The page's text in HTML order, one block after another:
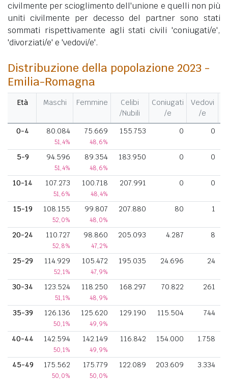
civilmente per scioglimento dell'unione e quelli non più
uniti civilmente per decesso del partner sono stati
sommati rispettivamente agli stati civili 'coniugati/e',
'divorziati/e' e 'vedovi/e'.
Distribuzione della popolazione 2023 -
Emilia-Romagna
Età Maschi Femmine
Celibi
/Nubili
Coniugati
/e
Vedovi
/e
0-4 80.084
51,4%
75.669
48,6%
155.753 0 0
5-9 94.596
51,4%
89.354
48,6%
183.950 0 0
10-14 107.273
51,6%
100.718
48,4%
207.991 0 0
15-19 108.155
52,0%
99.807
48,0%
207.880 80 1
20-24 110.727
52,8%
98.860
47,2%
205.093 4.287 8
25-29 114.929
52,1%
105.472
47,9%
195.035 24.696 24
30-34 123.524
51,1%
118.250
48,9%
168.297 70.822 261
35-39 126.136
50,1%
125.620
49,9%
129.190 115.504 744
40-44 142.594
50,1%
142.149
49,9%
116.842 154.000 1.758
45-49 175.562
50,0%
175.779
50,0%
122.089 203.609 3.334